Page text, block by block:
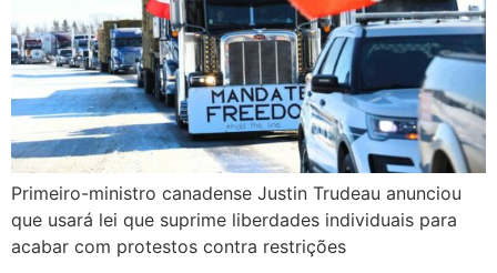
Primeiro-ministro canadense Justin Trudeau anunciou
que usará lei que suprime liberdades individuais para
acabar com protestos contra restrições